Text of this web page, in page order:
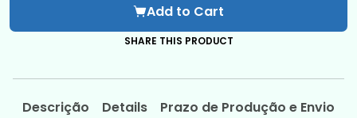
Add to Cart
SHARE THIS PRODUCT
Descrição Details Prazo de Produção e Envio